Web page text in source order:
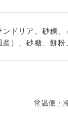
ンドリア、砂糖
産）、砂糖、餅粉
常温便・